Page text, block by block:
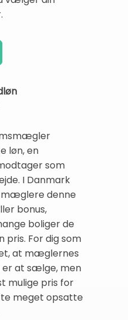
løn, en
som
I Danmark
denne
bonus,
boliger de
pris. For dig som
at mæglernes
er at sælge, men
mulige pris for
meget opsatte